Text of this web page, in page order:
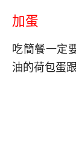
加蛋
吃簡餐一定
油的荷包蛋